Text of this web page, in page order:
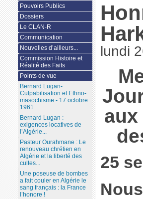
lundi
25
Pouvoirs Publics
Dossiers
Le CLAN-R
Communication
Nouvelles d’ailleurs...
Commission Histoire et
Réalité des Faits
Points de vue
Bernard Lugan-
Culpabilisation et Ethno-
masochisme - 17 octobre
1961
Bernard Lugan :
exigences locatives de
l’Algérie...
Pasteur Ourahmane : Le
renouveau chrétien en
Algérie et la liberté des
cultes...
Une poseuse de bombes
a fait couler en Algérie le
sang français : la France
l’honore !